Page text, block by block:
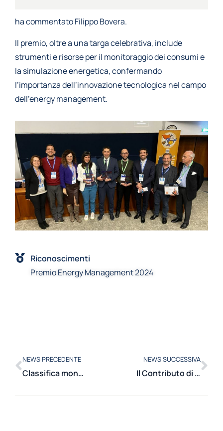
ha commentato Filippo Bovera.
Il premio, oltre a una targa celebrativa, include
strumenti e risorse per il monitoraggio dei consumi e
la simulazione energetica, confermando
l’importanza dell’innovazione tecnologica nel campo
dell’energy management.
Riconoscimenti
Premio Energy Management 2024
NEWS PRECEDENTE
Classifica mondiale dei migliori ricercatori: 25 docenti del Dipartimento di Energia nel World’s Top 2% Scientist
NEWS SUCCESSIVA
Il Contributo di Emanuela Colombo alla Science Diplomacy Conference di Trieste